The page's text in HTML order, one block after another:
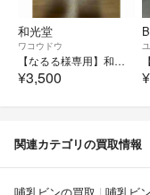
和光堂
ワコウドウ
【なるる様専用】和光堂 はいはい 粉ミルク 大缶1缶 スティック10本×3箱セット
¥3,500
関連カテゴリの買取情報